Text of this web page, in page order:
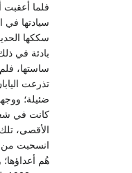
فلما أعقبت
سيادتها في
بادئة في
ساستها،
تذرعت
ضئيلة؛
كانت في
الأقصى،